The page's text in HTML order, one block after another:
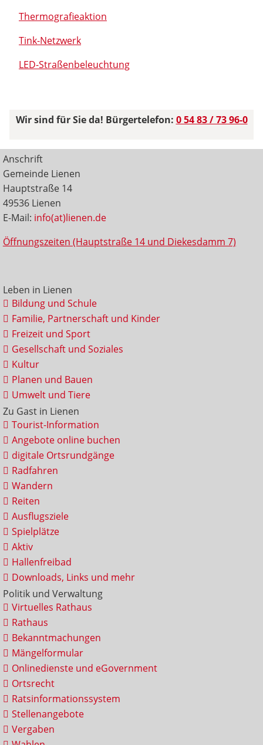
Thermografieaktion
Tink-Netzwerk
LED-Straßenbeleuchtung
Wir sind für Sie da! Bürgertelefon: 0 54 83 / 73 96-0
Anschrift
Gemeinde Lienen
Hauptstraße 14
49536 Lienen
E-Mail: info(at)lienen.de
Öffnungszeiten (Hauptstraße 14 und Diekesdamm 7)
Leben in Lienen
Bildung und Schule
Familie, Partnerschaft und Kinder
Freizeit und Sport
Gesellschaft und Soziales
Kultur
Planen und Bauen
Umwelt und Tiere
Zu Gast in Lienen
Tourist-Information
Angebote online buchen
digitale Ortsrundgänge
Radfahren
Wandern
Reiten
Ausflugsziele
Spielplätze
Aktiv
Hallenfreibad
Downloads, Links und mehr
Politik und Verwaltung
Virtuelles Rathaus
Rathaus
Bekanntmachungen
Mängelformular
Onlinedienste und eGovernment
Ortsrecht
Ratsinformationssystem
Stellenangebote
Vergaben